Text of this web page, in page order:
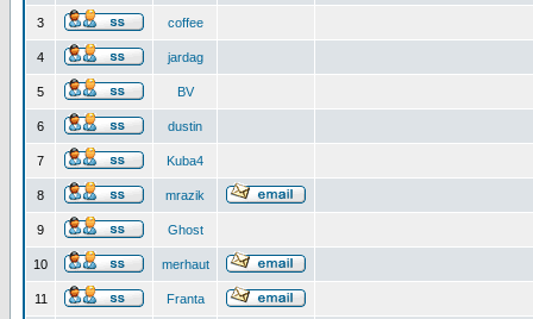
3 coffee
4 jardag
5 BV
6 dustin
7 Kuba4
8 mrazik
9 Ghost
10 merhaut
11 Franta